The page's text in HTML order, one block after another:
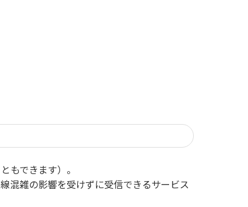
もできます）。
混雑の影響を受けずに受信できるサービス